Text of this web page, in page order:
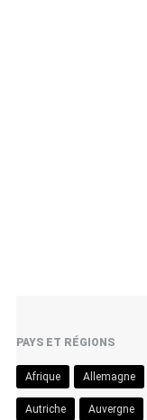
PAYS ET RÉGIONS
Afrique Allemagne
Autriche Auvergne